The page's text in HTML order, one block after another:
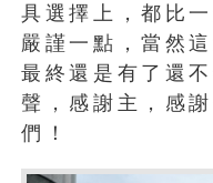
具選擇上，都比
嚴謹一點，當然
最終還是有了還
聲，感謝主，感
們！